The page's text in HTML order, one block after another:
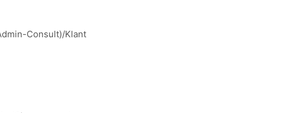
Consult)/Klant